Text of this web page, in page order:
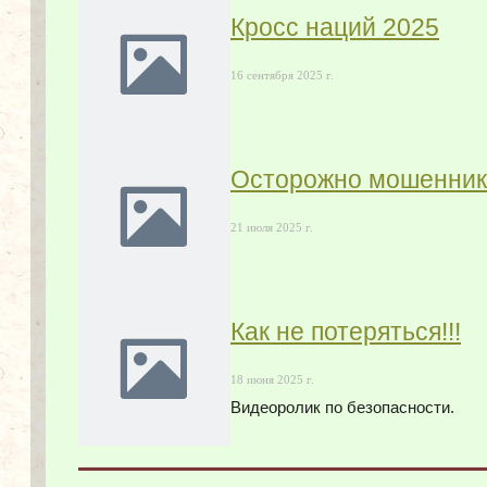
Кросс наций 2025
16 сентября 2025 г.
Осторожно
21 июля 2025 г.
Как не потеряться!!!
18 июня 2025 г.
Видеоролик по безопасности.